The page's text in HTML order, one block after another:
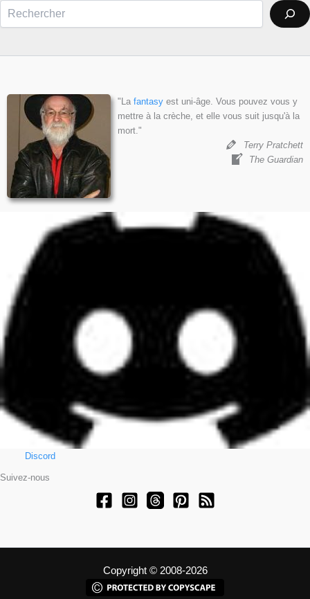
Rechercher
"La fantasy est uni-âge. Vous pouvez vous y
mettre à la crèche, et elle vous suit jusqu'à la
mort."
Terry Pratchett
The Guardian
Discord
Suivez-nous
Copyright © 2008-2026